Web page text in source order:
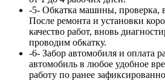
-5- Обкатка машины, проверка,
После ремонта и установки
качество работ, вновь
проводим обкатку.
-6- Забор автомобиля и оплата
автомобиль в любое удобное
работу по ранее